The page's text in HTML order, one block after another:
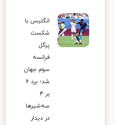
انگلیس با
شکست
پرگل
فرانسه
سوم جهان
شد؛ برد ۶
بر ۴
سه‌شیرها
در دیدار